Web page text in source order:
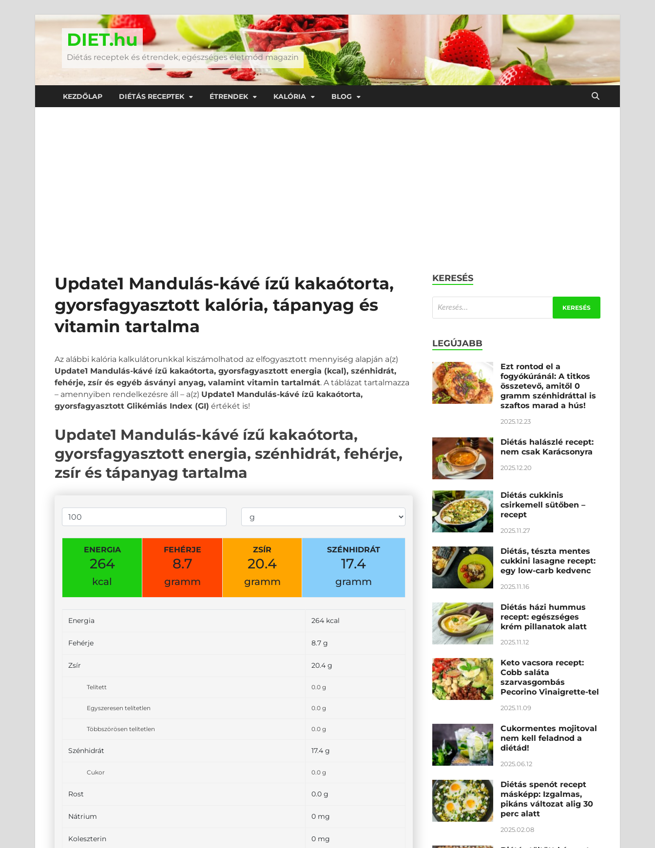
DIET.hu
Diétás receptek és étrendek, egészséges életmód magazin
KEZDŐLAP DIÉTÁS RECEPTEK ÉTRENDEK KALÓRIA BLOG
Update1 Mandulás-kávé ízű kakaótorta,
gyorsfagyasztott kalória, tápanyag és
vitamin tartalma
Az alábbi kalória kalkulátorunkkal kiszámolhatod az elfogyasztott mennyiség alapján a(z)
Update1 Mandulás-kávé ízű kakaótorta, gyorsfagyasztott energia (kcal), szénhidrát,
fehérje, zsír és egyéb ásványi anyag, valamint vitamin tartalmát. A táblázat tartalmazza
– amennyiben rendelkezésre áll – a(z) Update1 Mandulás-kávé ízű kakaótorta,
gyorsfagyasztott Glikémiás Index (GI) értékét is!
Update1 Mandulás-kávé ízű kakaótorta,
gyorsfagyasztott energia, szénhidrát, fehérje,
zsír és tápanyag tartalma
ENERGIA
264
kcal
FEHÉRJE
8.7
gramm
ZSÍR
20.4
gramm
SZÉNHIDRÁT
17.4
gramm
Energia 264 kcal
Fehérje 8.7 g
Zsír 20.4 g
Telített 0.0 g
Egyszeresen telítetlen 0.0 g
Többszörösen telítetlen 0.0 g
Szénhidrát 17.4 g
Cukor 0.0 g
Rost 0.0 g
Nátrium 0 mg
Koleszterin 0 mg
KERESÉS
LEGÚJABB
Ezt rontod el a
fogyókúránál: A titkos
összetevő, amitől 0
gramm szénhidráttal is
szaftos marad a hús!
2025.12.23
Diétás halászlé recept:
nem csak Karácsonyra
2025.12.20
Diétás cukkinis
csirkemell sütőben –
recept
2025.11.27
Diétás, tészta mentes
cukkini lasagne recept:
egy low-carb kedvenc
2025.11.16
Diétás házi hummus
recept: egészséges
krém pillanatok alatt
2025.11.12
Keto vacsora recept:
Cobb saláta
szarvasgombás
Pecorino Vinaigrette-tel
2025.11.09
Cukormentes mojitoval
nem kell feladnod a
diétád!
2025.06.12
Diétás spenót recept
másképp: Izgalmas,
pikáns változat alig 30
perc alatt
2025.02.08